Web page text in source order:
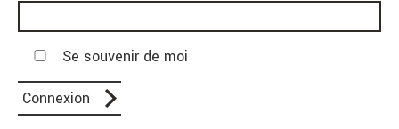
Se souvenir de moi